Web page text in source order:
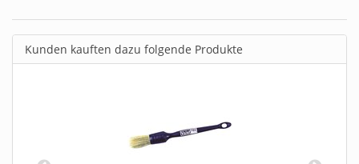
Kunden kauften dazu folgende Produkte